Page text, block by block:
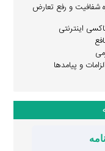
شفافیت و رفع تعارض
اینترنتی
و پیامدها